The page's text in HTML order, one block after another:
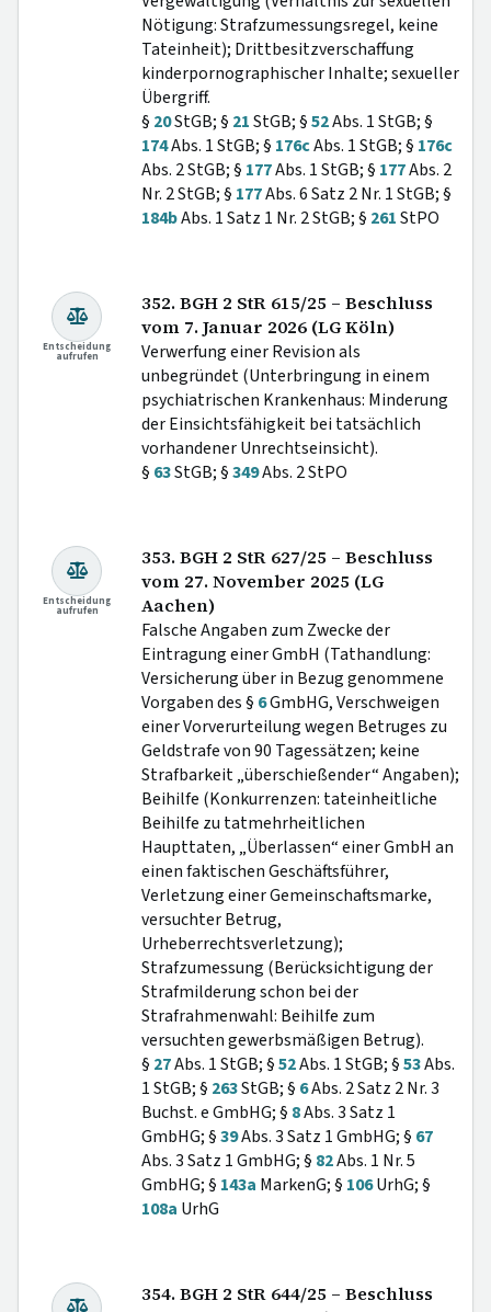
Nötigung: Strafzumessungsregel, keine
Tateinheit); Drittbesitzverschaffung
kinderpornographischer Inhalte; sexueller
Übergriff.
§ 20StGB; § 21StGB; §52Abs. 1 StGB; §
174Abs. 1 StGB; § 176cAbs. 1 StGB; § 176c
Abs. 2 StGB; § 177Abs. 1 StGB; § 177Abs. 2
Nr. 2 StGB; § 177Abs. 6 Satz 2 Nr. 1 StGB; §
184bAbs. 1 Satz 1 Nr. 2 StGB; § 261StPO
Entscheidung
aufrufen
352. BGH 2 StR 615/25 – Beschluss
vom 7. Januar 2026 (LG Köln)
Verwerfung einer Revision als
unbegründet (Unterbringung in einem
psychiatrischen Krankenhaus: Minderung
der Einsichtsfähigkeit bei tatsächlich
vorhandener Unrechtseinsicht).
§ 63StGB; §349Abs. 2 StPO
Entscheidung
aufrufen
353. BGH 2 StR 627/25 – Beschluss
vom 27. November 2025 (LG
Aachen)
Falsche Angaben zum Zwecke der
Eintragung einer GmbH (Tathandlung:
Versicherung über in Bezug genommene
Vorgaben des § 6GmbHG, Verschweigen
einer Vorverurteilung wegen Betruges zu
Geldstrafe von 90 Tagessätzen; keine
Strafbarkeit „überschießender“ Angaben);
Beihilfe (Konkurrenzen: tateinheitliche
Beihilfe zu tatmehrheitlichen
Haupttaten, „Überlassen“ einer GmbH an
einen faktischen Geschäftsführer,
Verletzung einer Gemeinschaftsmarke,
versuchter Betrug,
Urheberrechtsverletzung);
Strafzumessung (Berücksichtigung der
Strafmilderung schon bei der
Strafrahmenwahl: Beihilfe zum
versuchten gewerbsmäßigen Betrug).
§ 27Abs. 1 StGB; §52Abs. 1 StGB; §53Abs.
1 StGB; § 263StGB; § 6Abs. 2 Satz 2 Nr. 3
Buchst. e GmbHG; § 8Abs. 3 Satz 1
GmbHG; §39Abs. 3 Satz 1 GmbHG; § 67
Abs. 3 Satz 1 GmbHG; § 82Abs. 1 Nr. 5
GmbHG; § 143a MarkenG; § 106UrhG; §
108a UrhG
354. BGH 2 StR 644/25 – Beschluss